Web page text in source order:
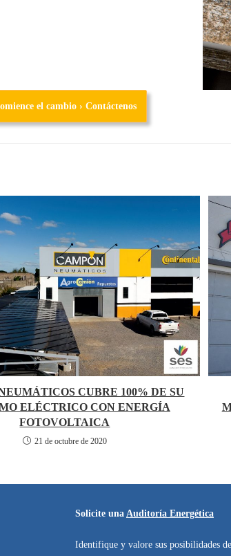
el cambio › Contáctenos
CUBRE 100% DE SU
ELÉCTRICO CON ENERGÍA
FOTOVOLTAICA
21 de octubre de 2020
Solicite una Auditoría Energética
Identifique y valore sus posibilidades de